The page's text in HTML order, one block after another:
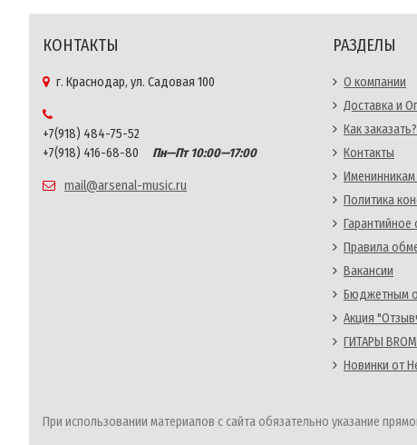
КОНТАКТЫ
г. Краснодар, ул. Садовая 100
+7(918) 484-75-52
+7(918) 416-68-80
Пн—Пт 10:00—17:00
mail@arsenal-music.ru
РАЗДЕЛЫ
О компании
Доставка и
Как заказать?
Контакты
Политика
Гарантийное
Правила
Вакансии
Бюджетным
Акция
ГИТАРЫ
Новинки от
При использовании материалов с сайта обязательно указание